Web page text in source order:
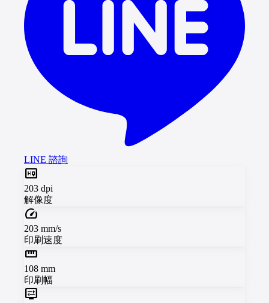
LINE 諮詢
high_quality
203 dpi
解像度
speed
203 mm/s
印刷速度
straighten
108 mm
印刷幅
display_settings